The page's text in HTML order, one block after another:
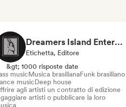
Dreamers Island Entertainment
Etichetta, Editore
&gt; 1000 risposte date
musicMusica brasilianaFunk brasiliano
musicDeep house
agli artisti un contratto di edizione
artisti o pubblicare la loro